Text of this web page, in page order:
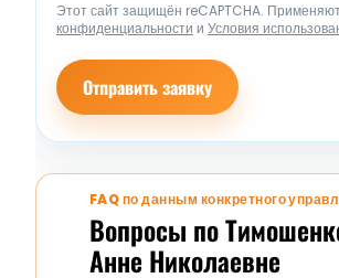
Этот сайт защищён reCAPTCHA.
конфиденциальности и Условия
Отправить заявку
FAQ по данным конкретного
Вопросы по
Анне Николаевне